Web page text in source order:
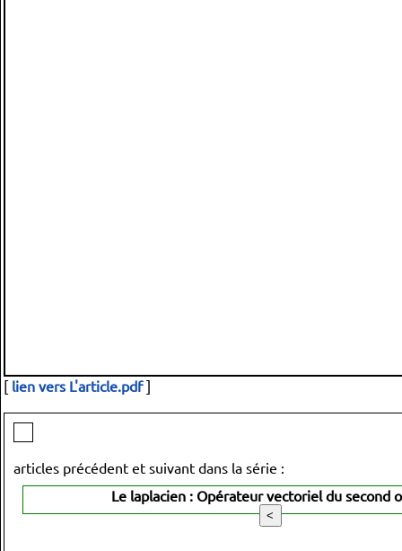
[ lien vers L'article.pdf]
articles précédent et suivant dans la série :
Le laplacien : Opérateur vectoriel du second